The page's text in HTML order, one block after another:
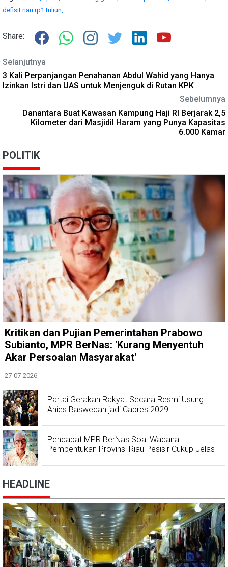
defisit riau rp1 triliun,
Share:
Selanjutnya
3 Kali Perpanjangan Penahanan Abdul Wahid yang Hanya
Izinkan Istri dan UAS untuk Menjenguk di Rutan KPK
Sebelumnya
Danantara Buat Kawasan Kampung Haji RI Berjarak 2,5
Kilometer dari Masjidil Haram yang Punya Kapasitas
6.000 Kamar
POLITIK
Kritikan dan Pujian Pemerintahan Prabowo
Subianto, MPR BerNas: 'Kurang Menyentuh
Akar Persoalan Masyarakat'
27-07-2026
Partai Gerakan Rakyat Secara Resmi Usung
Anies Baswedan jadi Capres 2029
Pendapat MPR BerNas Soal Wacana
Pembentukan Provinsi Riau Pesisir Cukup Jelas
HEADLINE